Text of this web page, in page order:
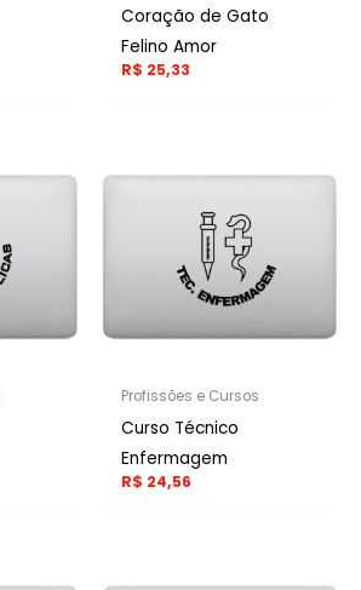
Coração de Gato
Felino Amor
R$ 25,33
Profissões e Cursos
Curso Técnico
Enfermagem
R$ 24,56